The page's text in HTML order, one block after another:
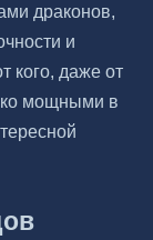
драконов,
и
кого, даже от
мощными в